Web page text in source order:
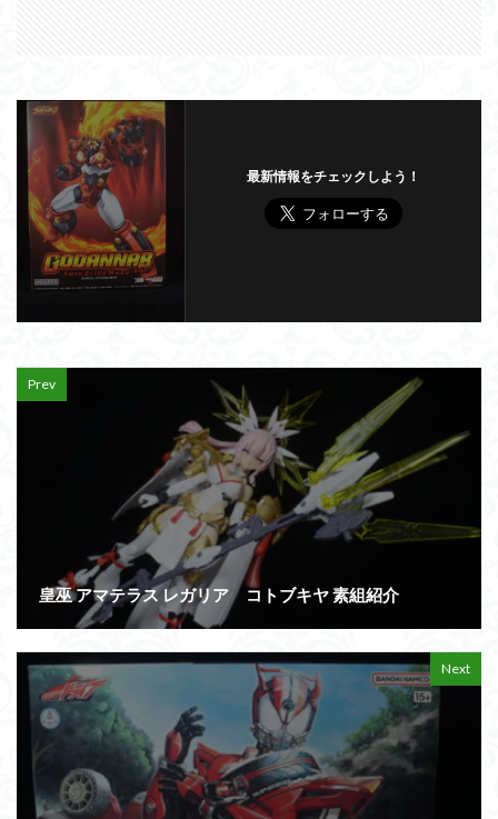
最新情報をチェックしよう！
Prev
皇巫 アマテラス レガリア コトブキヤ 素組紹介
Next